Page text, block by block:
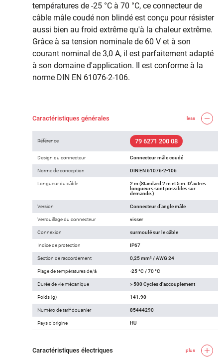
températures de -25 °C à 70 °C, ce connecteur de
câble mâle coudé non blindé est conçu pour résister
aussi bien au froid extrême qu'à la chaleur extrême.
Grâce à sa tension nominale de 60 V et à son
courant nominal de 3,0 A, il est parfaitement adapté
à son domaine d'application. Il est conforme à la
norme DIN EN 61076-2-106.
Caractéristiques générales less
Référence 79 6271 200 08
Design du connecteur Connecteur mâle coudé
Norme de conception DIN EN 61076-2-106
Longueur du câble
2 m (Standard 2 m et 5 m. D'autres
longueurs sont possibles sur
demande.)
Version Connecteur d‘angle mâle
Verrouillage du connecteur visser
Connexion surmoulé sur le câble
Indice de protection IP67
Section de raccordement 0,25 mm² / AWG 24
Plage de températures de/à -25 °C / 70 °C
Durée de vie mécanique > 500 Cycles d'accouplement
Poids (g) 141.90
Numéro de tarif douanier 85444290
Pays d'origine HU
Caractéristiques électriques plus